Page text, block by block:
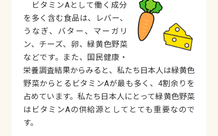
ビタミンAとして働く成分
を多く含む食品は、レバー、
うなぎ、バター、マーガリ
ン、チーズ、卵、緑黄色野菜
などです。また、国民健康・
栄養調査結果からみると、私たち日本人は緑黄色
野菜からとるビタミンAが最も多く、4割余りを
占めています。私たち日本人にとって緑黄色野菜
はビタミンAの供給源としてとても重要なので
す。